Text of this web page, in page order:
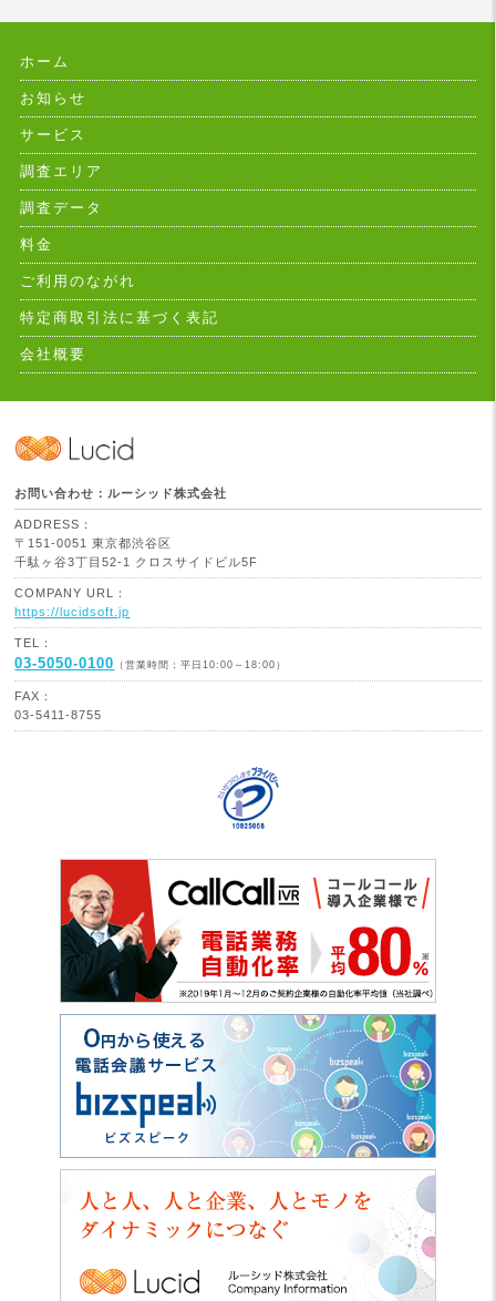
ホーム
お知らせ
サービス
調査エリア
調査データ
料金
ご利用のながれ
特定商取引法に基づく表記
会社概要
お問い合わせ：ルーシッド株式会社
ADDRESS：
〒151-0051 東京都渋谷区
千駄ヶ谷3丁目52-1 クロスサイドビル5F
COMPANY URL：
https://lucidsoft.jp
TEL：
03-5050-0100 （営業時間：平日10:00～18:00）
FAX：
03-5411-8755